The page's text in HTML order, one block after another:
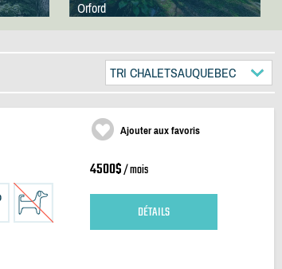
Orford
TRI CHALETSAUQUEBEC
Ajouter aux favoris
4500$/ mois
DÉTAILS